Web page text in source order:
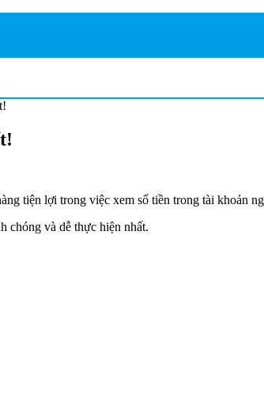
tiện lợi trong việc xem số tiền trong tài khoản
chóng và dễ thực hiện nhất.